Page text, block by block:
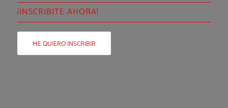
¡INSCRIBITE AHORA!
ME QUIERO INSCRIBIR